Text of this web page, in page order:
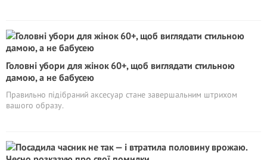
Головні убори для жінок 60+, щоб виглядати стильною
дамою, а не бабуceю
Правильно підібраний аксесуар стане завершальним штрихом
вашого образу.